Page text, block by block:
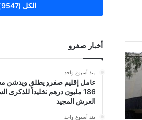
الكل (9547)
أخبار صفرو
منذ أسبوع واحد
عامل إقليم صفرو يطلق ويدشن
186 مليون درهم تخليداً للذكرى
العرش المجيد
منذ أسبوع واحد